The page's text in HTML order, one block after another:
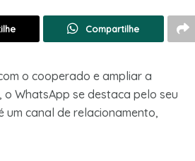
Compartilhe
o cooperado e ampliar a
WhatsApp se destaca pelo seu
um canal de relacionamento,